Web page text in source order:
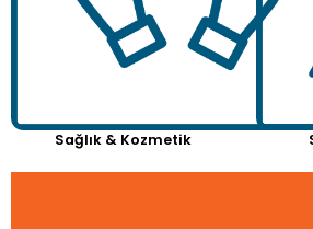
Sağlık & Kozmetik